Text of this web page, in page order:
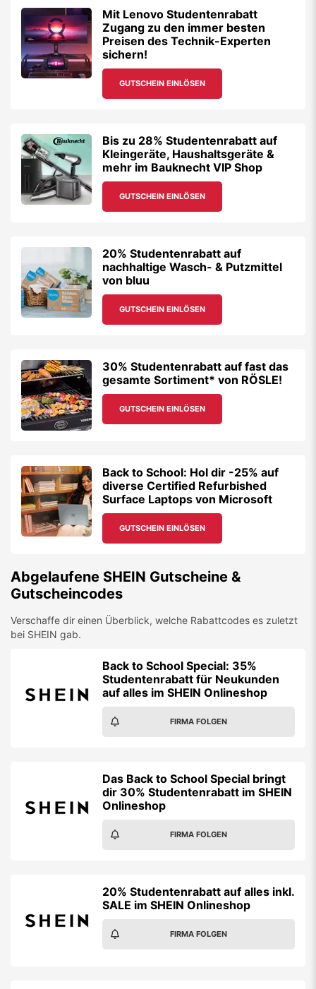
Mit Lenovo Studentenrabatt
Zugang zu den immer besten
Preisen des Technik-Experten
sichern!
GUTSCHEIN EINLÖSEN
Bis zu 28% Studentenrabatt auf
Kleingeräte, Haushaltsgeräte &
mehr im Bauknecht VIP Shop
GUTSCHEIN EINLÖSEN
20% Studentenrabatt auf
nachhaltige Wasch- & Putzmittel
von bluu
GUTSCHEIN EINLÖSEN
30% Studentenrabatt auf fast das
gesamte Sortiment* von RÖSLE!
GUTSCHEIN EINLÖSEN
Back to School: Hol dir -25% auf
diverse Certified Refurbished
Surface Laptops von Microsoft
GUTSCHEIN EINLÖSEN
Abgelaufene SHEIN Gutscheine &
Gutscheincodes
Verschaffe dir einen Überblick, welche Rabattcodes es zuletzt
bei SHEIN gab.
Back to School Special: 35%
Studentenrabatt für Neukunden
auf alles im SHEIN Onlineshop
FIRMA FOLGEN
Das Back to School Special bringt
dir 30% Studentenrabatt im SHEIN
Onlineshop
FIRMA FOLGEN
20% Studentenrabatt auf alles inkl.
SALE im SHEIN Onlineshop
FIRMA FOLGEN